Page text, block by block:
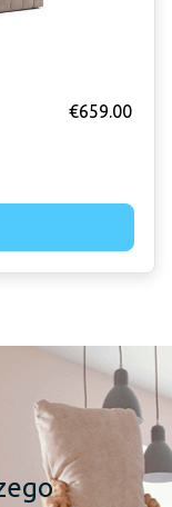
€659.00